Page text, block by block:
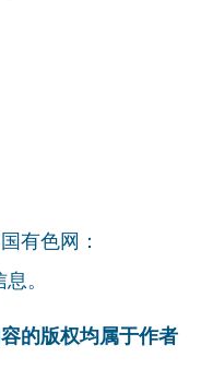
有色网：
。
的版权均属于作者